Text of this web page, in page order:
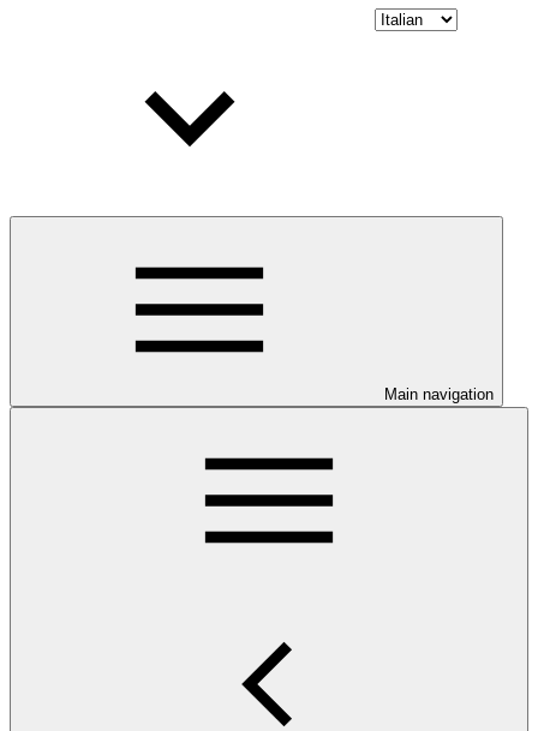
Main navigation